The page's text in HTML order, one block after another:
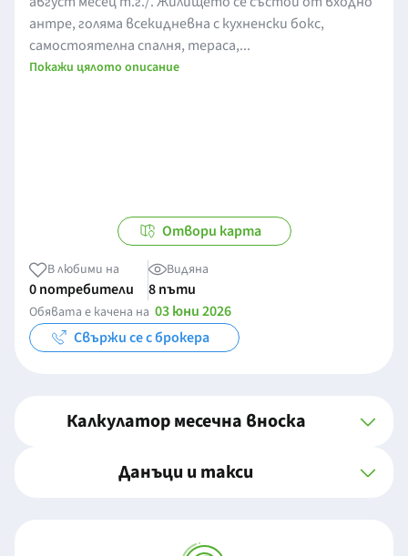
антре, голяма всекидневна с кухненски бокс,
самостоятелна спалня, тераса,...
Покажи цялото описание
Отвори карта
В любими на
0 потребители
Видяна
8 пъти
Обявата е качена на 03 юни 2026
Свържи се с брокера
Калкулатор месечна вноска
Данъци и такси